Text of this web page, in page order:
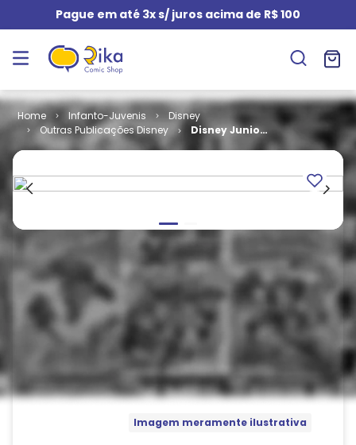
Pague em até 3x s/ juros acima de R$ 100
Infanto-Juvenis
Disney
Outras Publicações Disney
Disney Juniors
Imagem meramente ilustrativa